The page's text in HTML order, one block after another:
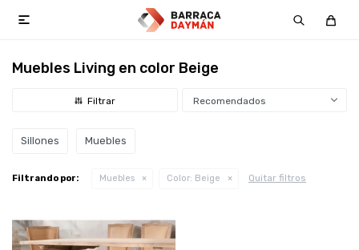

Muebles Living en color Beige
Recomendados
Sillones Muebles
Filtrando por: Muebles Color: Beige Quitar filtros